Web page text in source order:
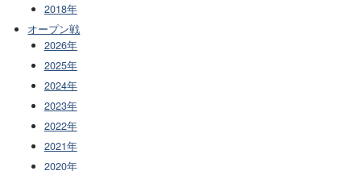
2018年
オープン戦
2026年
2025年
2024年
2023年
2022年
2021年
2020年